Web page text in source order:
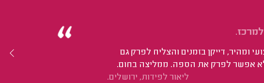
ומהיר, דייקן בזמנים והצליח לפרק גם
אפשר לפרק את הספה. ממליצה בחום.
ליאור לפידות, ירושלים.